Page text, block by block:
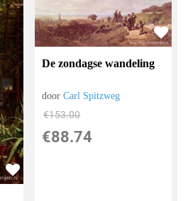
De zondagse wandeling
doorCarl Spitzweg
€153.00
€88.74